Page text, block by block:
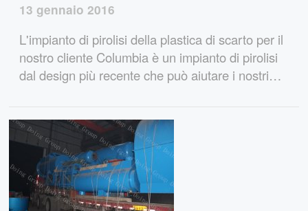
13 gennaio 2016
L'impianto di pirolisi della plastica di scarto per il
nostro cliente Columbia è un impianto di pirolisi
dal design più recente che può aiutare i nostri
per migliorare l'efficienza dei rifiuti